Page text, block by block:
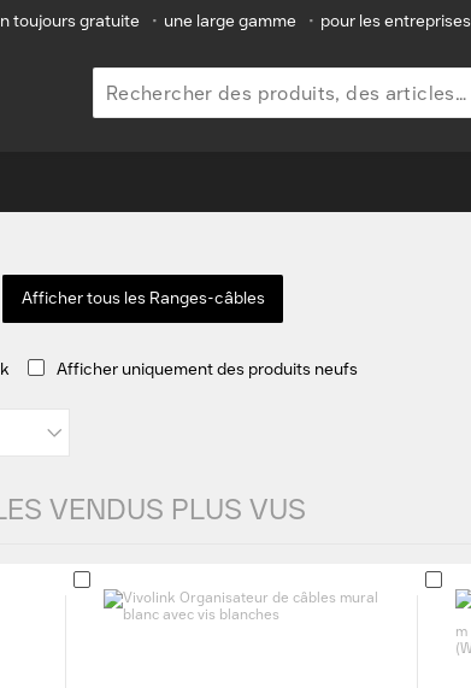
toujours gratuite • une large gamme • pour les
Afficher tous les Ranges-câbles
Afficher uniquement des produits neufs
VENDUS PLUS VUS